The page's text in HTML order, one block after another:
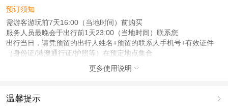
预订须知
需游客游玩前7天16:00（当地时间）前购买
服务人员最晚会于出行前1天23:00（当地时间）联系您
出行当日，请凭预留的出行人姓名+预留的联系人手机号+有效证件
（身份证/港澳通行证/护照等）在预定地点集合
儿童：1周岁 – 17周岁；
老人：60周岁 – 80周岁；
更多使用说明 
温馨提示 